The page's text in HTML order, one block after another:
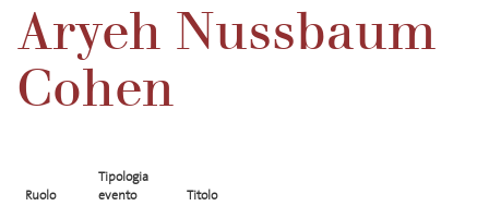
g
a
Aryeh Nussbaum
Cohen
Ruolo
Tipologia
evento
Titolo